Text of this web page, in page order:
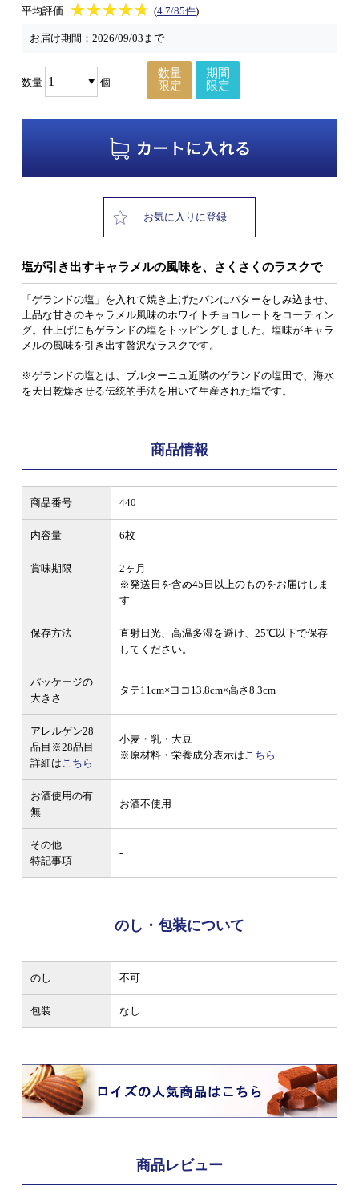
平均評価 ★★★★★
★★★★★ (4.7/85件)
お届け期間： 2026/09/03まで
数量 個
数量
限定
期間
限定
お気に入りに登録
塩が引き出すキャラメルの風味を、さくさくのラスクで
「ゲランドの塩」を入れて焼き上げたパンにバターをしみ込ませ、
上品な甘さのキャラメル風味のホワイトチョコレートをコーティン
グ。仕上げにもゲランドの塩をトッピングしました。塩味がキャラ
メルの風味を引き出す贅沢なラスクです。
※ゲランドの塩とは、ブルターニュ近隣のゲランドの塩田で、海水
を天日乾燥させる伝統的手法を用いて生産された塩です。
商品情報
商品番号 440
内容量 6枚
賞味期限
2ヶ月
※発送日を含め45日以上のものをお届けしま
す
保存方法
直射日光、高温多湿を避け、25℃以下で保存
してください。
パッケージの
大きさ
タテ11cm×ヨコ13.8cm×高さ8.3cm
アレルゲン28
品目 ※28品目
詳細はこちら
小麦・乳・大豆
※原材料・栄養成分表示はこちら
お酒使用の有
無
お酒不使用
その他
特記事項
-
のし・包装について
のし 不可
包装 なし
商品レビュー